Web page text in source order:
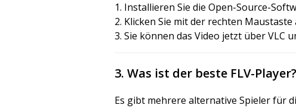
1. Installieren Sie die Open-Source-
2. Klicken Sie mit der rechten Maustaste
3. Sie können das Video jetzt über VLC
3. Was ist der beste FLV-Player?
Es gibt mehrere alternative Spieler für